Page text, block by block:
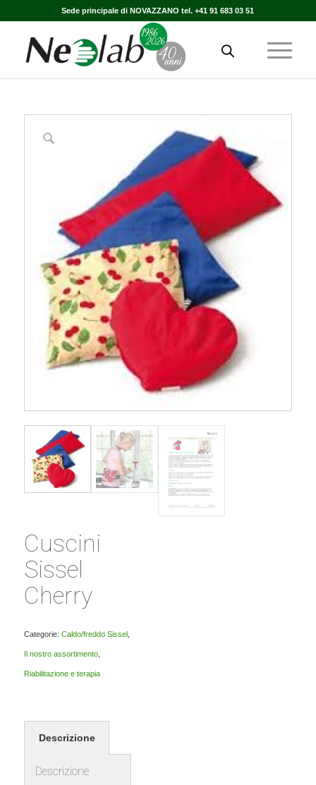
Sede principale di NOVAZZANO tel. +41 91 683 03 51
Cuscini
Sissel
Cherry
Categorie: Caldo/freddo Sissel
Il nostro assortimento,
Riabilitazione e terapia
Descrizione
Descrizione